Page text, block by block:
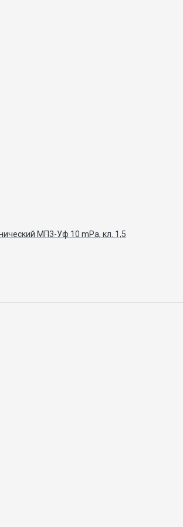
МП3-Уф 10 mPa, кл. 1,5